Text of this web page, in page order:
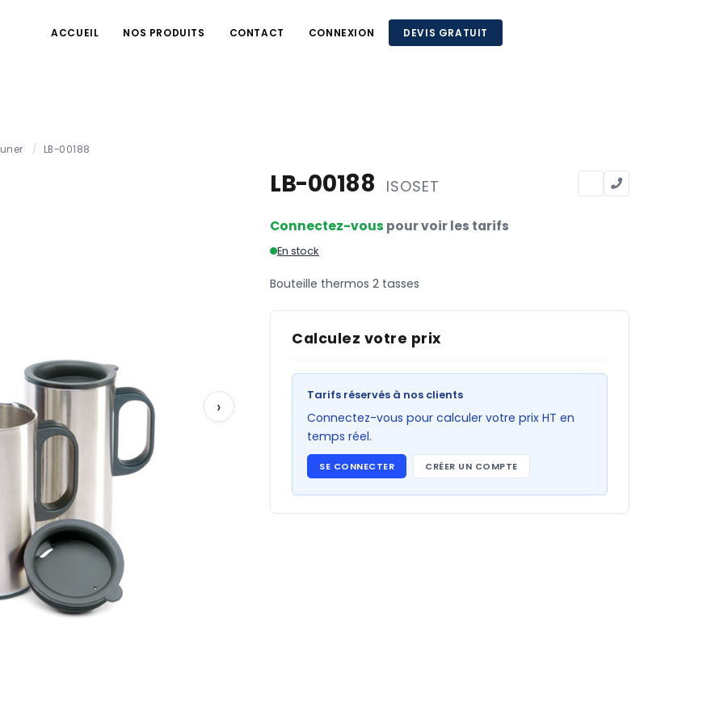
ACCUEIL NOS PRODUITS CONTACT CONNEXION DEVIS GRATUIT
/ LB-00188
›
LB-00188 ISOSET
Connectez-vous pour voir les tarifs
En stock
Bouteille thermos 2 tasses
Calculez votre prix
Tarifs réservés à nos clients
Connectez-vous pour calculer votre prix HT en
temps réel.
SE CONNECTER CRÉER UN COMPTE